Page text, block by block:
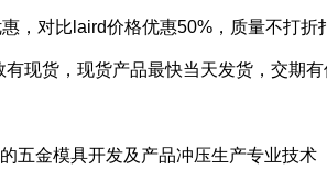
，对比laird价格优惠50%，质量不打折
现货，现货产品最快当天发货，交期有
五金模具开发及产品冲压生产专业技术